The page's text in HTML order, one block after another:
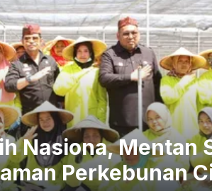
Nasiona, Mentan
Perkebunan